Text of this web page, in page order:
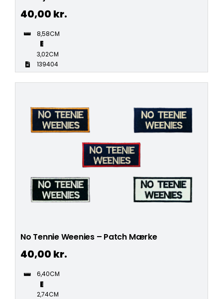
40,00 kr.
8,58CM
3,02CM
139404
No Tennie Weenies – Patch Mærke
40,00 kr.
6,40CM
2,74CM